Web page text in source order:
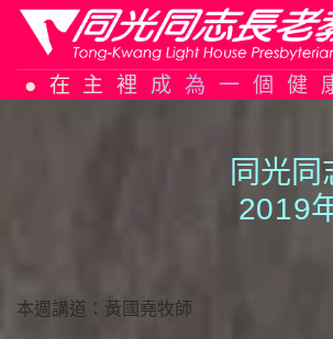
Skip
to
在主裡成為一個健
同光
2019
本週講道：黃國堯牧師